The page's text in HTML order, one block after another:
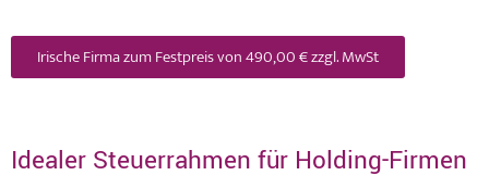
Irische Firma zum Festpreis von 490,00 € zzgl. MwSt
Idealer Steuerrahmen für Holding-Firmen